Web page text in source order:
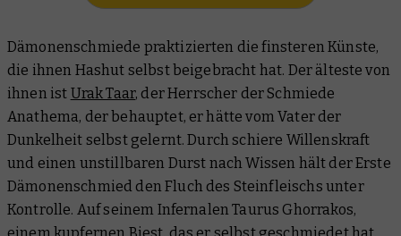
Dämonenschmiede praktizierten die finsteren Künste,
die ihnen Hashut selbst beigebracht hat. Der älteste von
ihnen ist Urak Taar, der Herrscher der Schmiede
Anathema, der behauptet, er hätte vom Vater der
Dunkelheit selbst gelernt. Durch schiere Willenskraft
und einen unstillbaren Durst nach Wissen hält der Erste
Dämonenschmied den Fluch des Steinfleischs unter
Kontrolle. Auf seinem Infernalen Taurus Ghorrakos,
einem kupfernen Biest, das er selbst geschmiedet hat,